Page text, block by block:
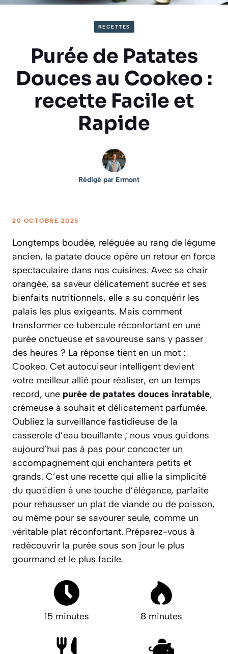
RECETTES
Purée de Patates
Douces au Cookeo :
recette Facile et
Rapide
Rédigé par Ermont
20 OCTOBRE 2025
Longtemps boudée, reléguée au rang de légume
ancien, la patate douce opère un retour en force
spectaculaire dans nos cuisines. Avec sa chair
orangée, sa saveur délicatement sucrée et ses
bienfaits nutritionnels, elle a su conquérir les
palais les plus exigeants. Mais comment
transformer ce tubercule réconfortant en une
purée onctueuse et savoureuse sans y passer
des heures ? La réponse tient en un mot :
Cookeo. Cet autocuiseur intelligent devient
votre meilleur allié pour réaliser, en un temps
record, une purée de patates douces inratable,
crémeuse à souhait et délicatement parfumée.
Oubliez la surveillance fastidieuse de la
casserole d’eau bouillante ; nous vous guidons
aujourd’hui pas à pas pour concocter un
accompagnement qui enchantera petits et
grands. C’est une recette qui allie la simplicité
du quotidien à une touche d’élégance, parfaite
pour rehausser un plat de viande ou de poisson,
ou même pour se savourer seule, comme un
véritable plat réconfortant. Préparez-vous à
redécouvrir la purée sous son jour le plus
gourmand et le plus facile.
15 minutes 8 minutes